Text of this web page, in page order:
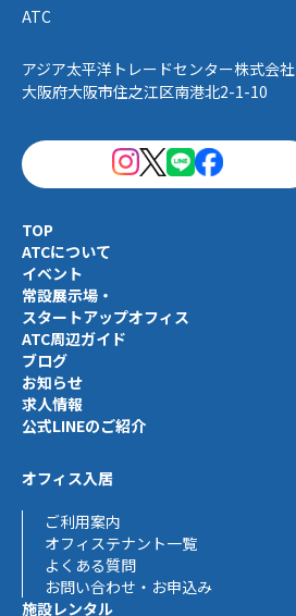
ATC
アジア太平洋トレードセンター株式会社
大阪府大阪市住之江区南港北2-1-10
TOP
ATCについて
イベント
常設展示場・
スタートアップオフィス
ATC周辺ガイド
ブログ
お知らせ
求人情報
公式LINEのご紹介
オフィス入居
ご利用案内
オフィステナント一覧
よくある質問
お問い合わせ・お申込み
施設レンタル